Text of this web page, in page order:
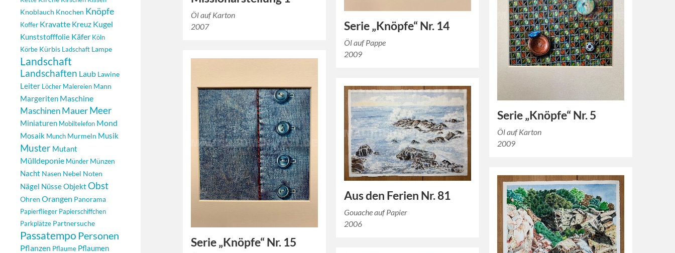
Knoblauch Knochen Knöpfe
Koffer Kravatte Kreuz Kugel
Kunststofffolie Käfer Köln
Körbe Kürbis Ladschaft Lampe
Landschaft
Landschaften Laub Lawine
Leiter Löcher Malereien Mann
Margeriten Maschine
MaschinenMauerMeer
Miniaturen Mobiltelefon Mond
Mosaik Munch Murmeln Musik
Muster Mutant
Mülldeponie Münder Münzen
Nacht Nasen Nebel Noten
Nägel NüsseObjekt Obst
Ohren Orangen Panorama
Papierflieger Papierschiffchen
Parkplätze Partnersuche
Passatempo Personen
Pflanzen Pflaume Pflaumen
Öl auf Karton
2007
Serie „Knöpfe“ Nr. 15
Serie „Knöpfe“ Nr. 14
Öl auf Pappe
2009
Serie „Knöpfe“ Nr. 5
Öl auf Karton
2009
Aus den Ferien Nr. 81
Gouache auf Papier
2006